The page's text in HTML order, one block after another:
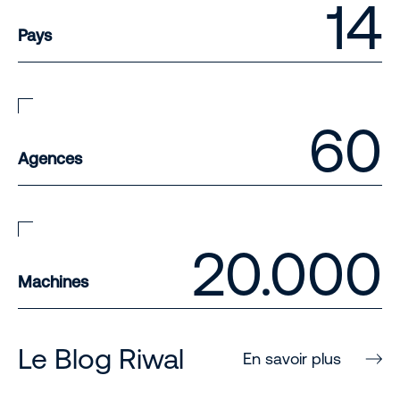
Pays 14
Agences 60
Machines 20.000
Le Blog Riwal En savoir plus